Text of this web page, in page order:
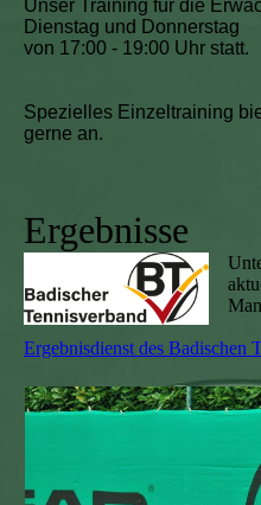
Unser Training für die
Dienstag und Donnerstag
von 17:00 - 19:00 Uhr statt.
Spezielles Einzeltraining
gerne an.
Ergebnisse
Ergebnisdienst des Badischen